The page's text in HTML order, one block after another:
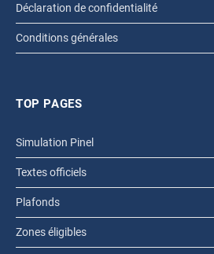
Déclaration de confidentialité
Conditions générales
TOP PAGES
Simulation Pinel
Textes officiels
Plafonds
Zones éligibles